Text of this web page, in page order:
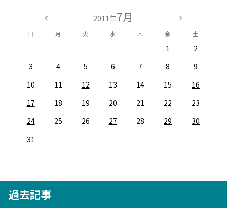
2011年7月
日 月 火 水 木 金 土
1
2
3
4 5 6 7 8
9
10
11 12 13 14 15
16
17
18 19 20 21 22
23
24
25 26 27 28 29
30
31
過去記事